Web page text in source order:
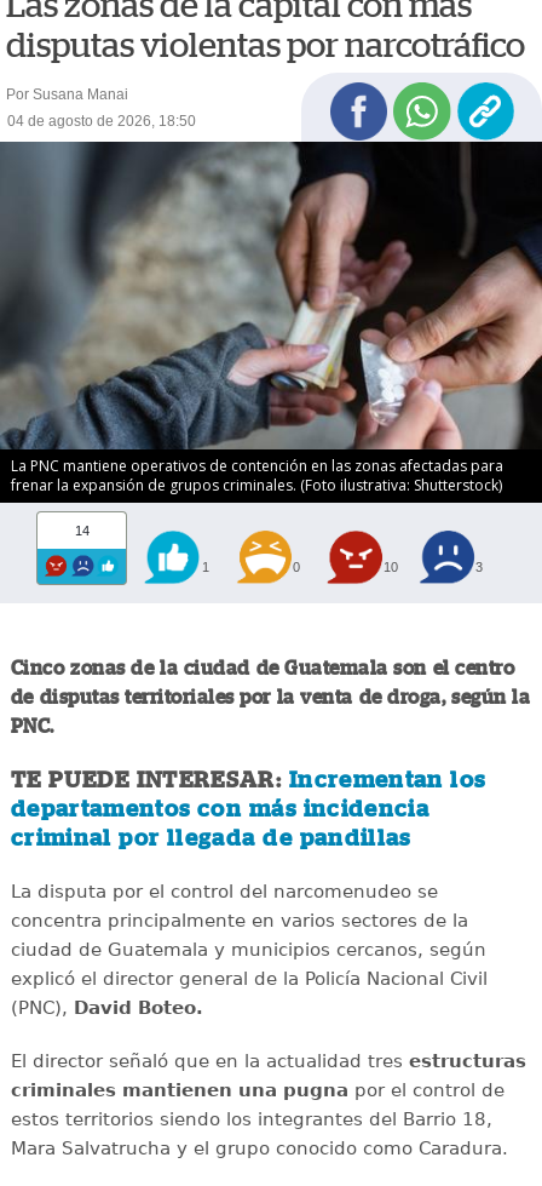
disputas violentas por narcotráfico
Por Susana Manai
04 de agosto de 2026, 18:50
La PNC mantiene operativos de contención en las zonas afectadas para
frenar la expansión de grupos criminales. (Foto ilustrativa: Shutterstock)
14
1 0 10 3
Cinco zonas de la ciudad de Guatemala son el centro
de disputas territoriales por la venta de droga, según la
PNC.
TE PUEDE INTERESAR: Incrementan los
departamentos con más incidencia
criminal por llegada de pandillas
La disputa por el control del narcomenudeo se
concentra principalmente en varios sectores de la
ciudad de Guatemala y municipios cercanos, según
explicó el director general de la Policía Nacional Civil
(PNC), David Boteo.
El director señaló que en la actualidad tres estructuras
criminales mantienen una pugna por el control de
estos territorios siendo los integrantes del Barrio 18,
Mara Salvatrucha y el grupo conocido como Caradura.